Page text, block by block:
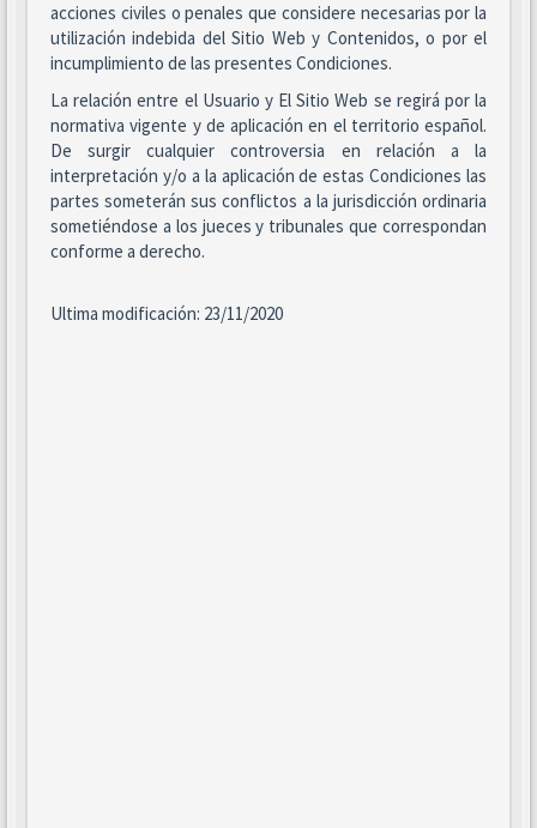
acciones civiles o penales que considere necesarias por la
utilización indebida del Sitio Web y Contenidos, o por el
incumplimiento de las presentes Condiciones.
La relación entre el Usuario y El Sitio Web se regirá por la
normativa vigente y de aplicación en el territorio español.
De surgir cualquier controversia en relación a la
interpretación y/o a la aplicación de estas Condiciones las
partes someterán sus conflictos a la jurisdicción ordinaria
sometiéndose a los jueces y tribunales que correspondan
conforme a derecho.
Ultima modificación: 23/11/2020